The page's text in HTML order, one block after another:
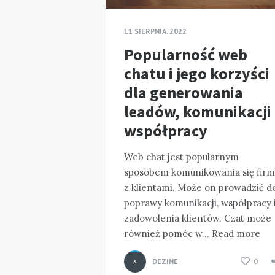
11 SIERPNIA, 2022
Popularność web
chatu i jego korzyści
dla generowania
leadów, komunikacji
współpracy
Web chat jest popularnym
sposobem komunikowania się firm
z klientami. Może on prowadzić
poprawy komunikacji, współpracy
zadowolenia klientów. Czat może
również pomóc w… Read more
DEZINE 0